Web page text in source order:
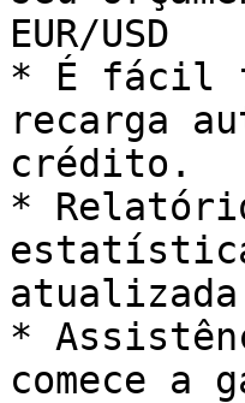
EUR/USD
* É fácil
recarga
crédito.
*
atualizada
*
comece a